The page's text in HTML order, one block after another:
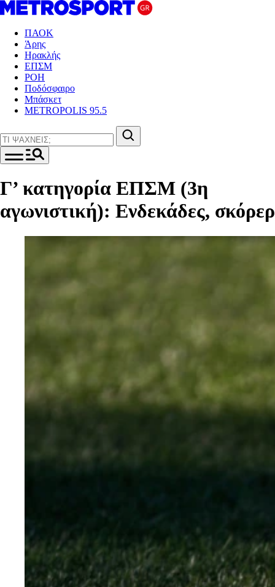
ΠΑΟΚ
Άρης
Ηρακλής
ΕΠΣΜ
ΡΟΗ
Ποδόσφαιρο
Μπάσκετ
METROPOLIS 95.5
Γ’ κατηγορία ΕΠΣΜ (3η
αγωνιστική): Ενδεκάδες, σκόρερ